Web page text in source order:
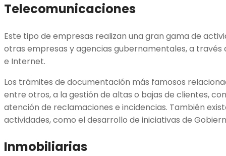
Telecomunicaciones
Este tipo de empresas realizan una gran gama de
otras empresas y agencias gubernamentales, a través
e Internet.
Los trámites de documentación más famosos
entre otros, a la gestión de altas o bajas de clientes,
atención de reclamaciones e incidencias. También
actividades, como el desarrollo de iniciativas de
Inmobiliarias